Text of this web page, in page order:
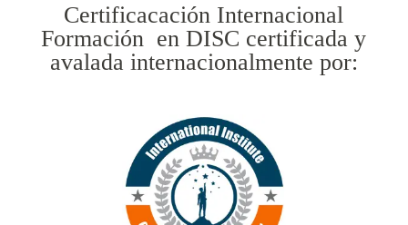
Certificacación Internacional
Formación en DISC certificada y
avalada internacionalmente por: